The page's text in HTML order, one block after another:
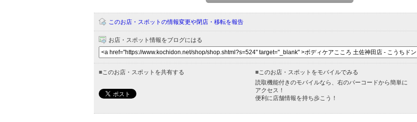
このお店・スポットの情報変更や閉店・移転を報告
お店・スポット情報をブログにはる
■このお店・スポットを共有する ■このお店・スポットをモバイルでみる
読取機能付きのモバイルなら、右のバーコードから簡単に
アクセス！
便利に店舗情報を持ち歩こう！